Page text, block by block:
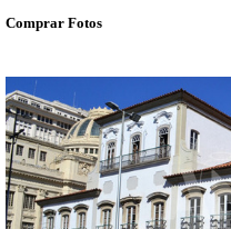
Comprar Fotos